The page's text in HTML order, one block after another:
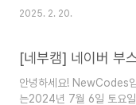
JavaJava, C, Python 등
스 플랫폼 제약 조건인터넷
번, 2번, 3번)결론적으로
2025. 2. 20.
안녕하세요! NewCodes
는2024년 7월 6일 토요